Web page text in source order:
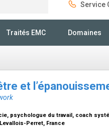
Service
Traités EMC Domaines
et
psychologue du travail, coach
Perret, France